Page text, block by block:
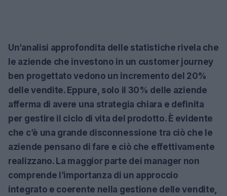
Un’analisi approfondita delle statistiche rivela che
le aziende che investono in un customer journey
ben progettato vedono un incremento del 20%
delle vendite. Eppure, solo il 30% delle aziende
afferma di avere una strategia chiara e definita
per gestire il ciclo di vita del prodotto. È evidente
che c’è una grande disconnessione tra ciò che le
aziende pensano di fare e ciò che effettivamente
realizzano. La maggior parte dei manager non
comprende l’importanza di un approccio
integrato e coerente nella gestione delle vendite,